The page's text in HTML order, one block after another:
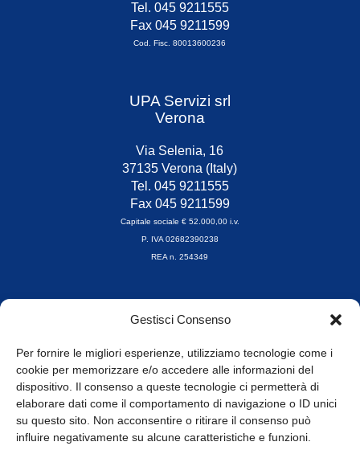
Gestisci Consenso
Per fornire le migliori esperienze, utilizziamo tecnologie come i
cookie per memorizzare e/o accedere alle informazioni del
dispositivo. Il consenso a queste tecnologie ci permetterà di
elaborare dati come il comportamento di navigazione o ID unici
su questo sito. Non acconsentire o ritirare il consenso può
influire negativamente su alcune caratteristiche e funzioni.
Tel. 045 9211555
Fax 045 9211599
Cod. Fisc. 80013600236
UPA Servizi srl
Verona
Via Selenia, 16
37135 Verona (Italy)
Tel. 045 9211555
Fax 045 9211599
Capitale sociale € 52.000,00 i.v.
P. IVA 02682390238
REA n. 254349
Orari di apertura
8.30-13.00 / 14.00-17.30
Whistleblowing
© Tutti i diritti riservati